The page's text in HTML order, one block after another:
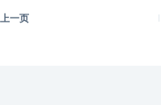
上一页